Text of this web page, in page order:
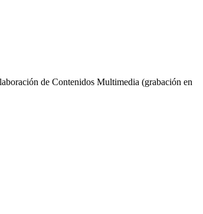
de Contenidos Multimedia (grabación en